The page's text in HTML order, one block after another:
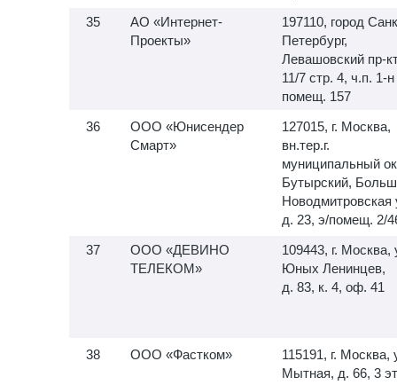
АО «Интернет-
Проекты»
197110, город
Петербург,
Левашовский пр-
11/7 стр. 4, ч.п. 1-н
помещ. 157
ООО «Юнисендер
Смарт»
127015, г. Москва,
вн.тер.г.
муниципальный
Бутырский,
Новодмитровская
д. 23, э/помещ. 2/
ООО «ДЕВИНО
ТЕЛЕКОМ»
109443, г. Москва,
Юных Ленинцев,
д. 83, к. 4, оф. 41
ООО «Фастком»
115191, г. Москва,
Мытная, д. 66, 3